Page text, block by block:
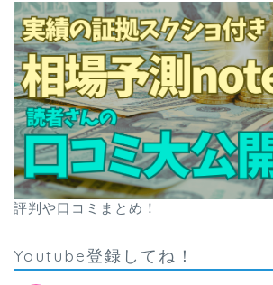
評判や口コミまとめ！
Youtube登録してね！